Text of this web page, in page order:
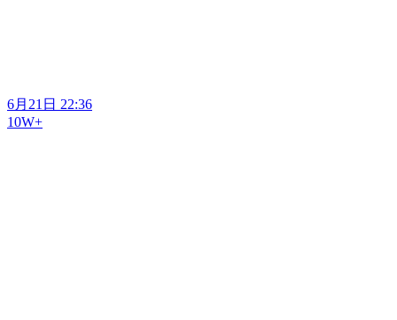
6月21日 22:36
10W+